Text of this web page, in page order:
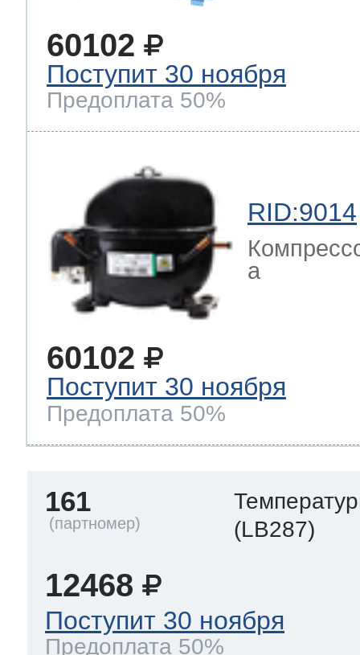
60102
Поступит 30 ноября
Предоплата 50%
RID:9014
a
60102
Поступит 30 ноября
Предоплата 50%
161
(LB287)
12468
Поступит 30 ноября
Предоплата 50%